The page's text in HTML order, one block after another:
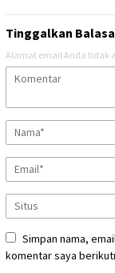
Tinggalkan
Alamat email Anda tidak
Simpan nama,
komentar saya